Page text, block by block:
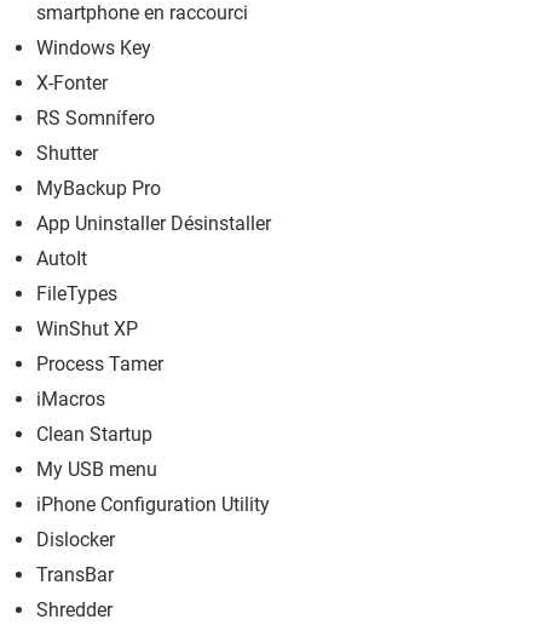
smartphone en raccourci
Windows Key
X-Fonter
RS Somnífero
Shutter
MyBackup Pro
App Uninstaller Désinstaller
AutoIt
FileTypes
WinShut XP
Process Tamer
iMacros
Clean Startup
My USB menu
iPhone Configuration Utility
Dislocker
TransBar
Shredder